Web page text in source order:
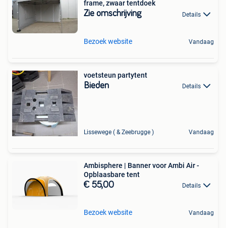
frame, zwaar tentdoek
Zie omschrijving Details
Bezoek website Vandaag
voetsteun partytent
Bieden Details
Lissewege ( & Zeebrugge ) Vandaag
Ambisphere | Banner voor Ambi Air -
Opblaasbare tent
€ 55,00 Details
Bezoek website Vandaag